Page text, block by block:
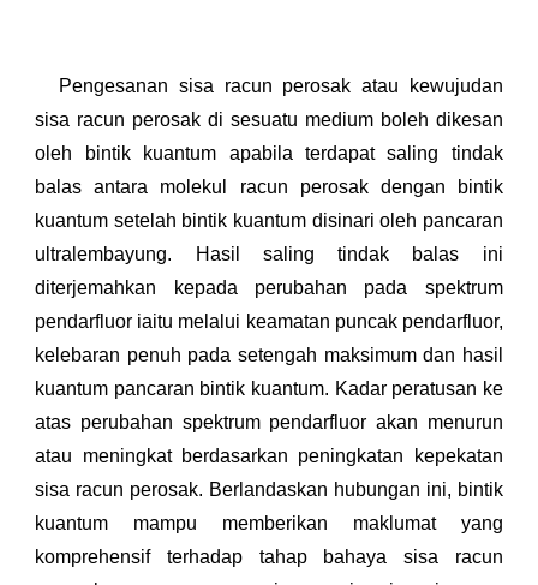
Pengesanan sisa racun perosak atau kewujudan
sisa racun perosak di sesuatu medium boleh dikesan
oleh bintik kuantum apabila terdapat saling tindak
balas antara molekul racun perosak dengan bintik
kuantum setelah bintik kuantum disinari oleh pancaran
ultralembayung. Hasil saling tindak balas ini
diterjemahkan kepada perubahan pada spektrum
pendarfluor iaitu melalui keamatan puncak pendarfluor,
kelebaran penuh pada setengah maksimum dan hasil
kuantum pancaran bintik kuantum. Kadar peratusan ke
atas perubahan spektrum pendarfluor akan menurun
atau meningkat berdasarkan peningkatan kepekatan
sisa racun perosak. Berlandaskan hubungan ini, bintik
kuantum mampu memberikan maklumat yang
komprehensif terhadap tahap bahaya sisa racun